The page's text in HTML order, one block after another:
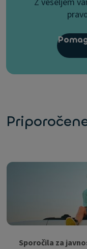
Sporočila za